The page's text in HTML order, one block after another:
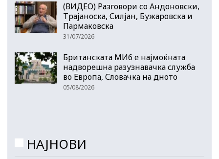
(ВИДЕО) Разговори со Андоновски,
Трајаноска, Силјан, Бужаровска и
Пармаковска
31/07/2026
Британската МИ6 е најмоќната
надворешна разузнавачка служба
во Европа, Словачка на дното
05/08/2026
НАЈНОВИ